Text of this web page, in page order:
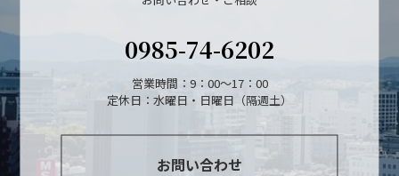
0985-74-6202
営業時間：9：00～17：00
定休日：水曜日・日曜日（隔週土）
お問い合わせ